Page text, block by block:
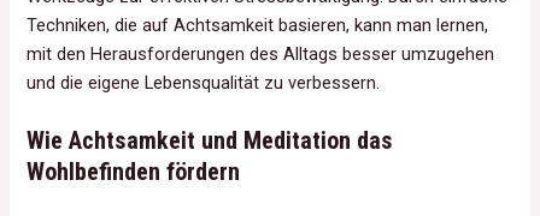
Techniken, die auf Achtsamkeit basieren, kann man lernen,
mit den Herausforderungen des Alltags besser umzugehen
und die eigene Lebensqualität zu verbessern.
Wie Achtsamkeit und Meditation das
Wohlbefinden fördern